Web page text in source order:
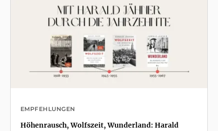
EMPFEHLUNGEN
Höhenrausch, Wolfszeit, Wunderland: Harald